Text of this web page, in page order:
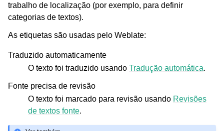
trabalho de localização (por exemplo, para definir
categorias de textos).
As etiquetas são usadas pelo Weblate:
Traduzido automaticamente
O texto foi traduzido usando Tradução automática.
Fonte precisa de revisão
O texto foi marcado para revisão usando Revisões
de textos fonte.